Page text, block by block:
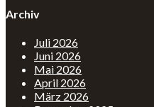
Archiv
Juli 2026
Juni 2026
Mai 2026
April 2026
März 2026